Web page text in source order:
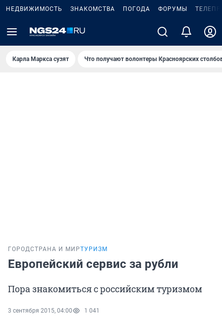
НЕДВИЖИМОСТЬ ЗНАКОМСТВА ПОГОДА ФОРУМЫ
Карла Маркса сузят Что получают волонтеры Красноярских
ГОРОДСТРАНА И МИРТУРИЗМ
Европейский сервис за рубли
Пора знакомиться с российским туризмом
3 сентября 2015, 04:00 1 041